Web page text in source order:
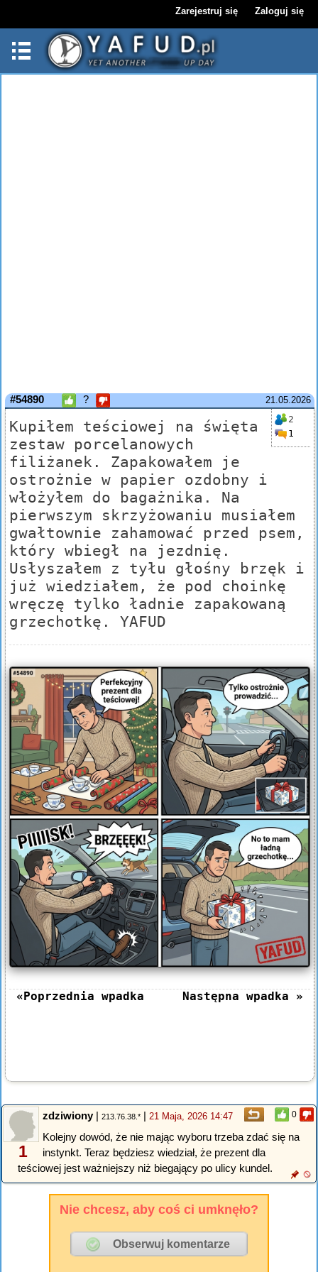
Zarejestruj się Zaloguj się
21.05.2026
#54890 ?
2
1
Kupiłem teściowej na święta
zestaw porcelanowych
filiżanek. Zapakowałem je
ostrożnie w papier ozdobny i
włożyłem do bagażnika. Na
pierwszym skrzyżowaniu musiałem
gwałtownie zahamować przed psem,
który wbiegł na jezdnię.
Usłyszałem z tyłu głośny brzęk i
już wiedziałem, że pod choinkę
wręczę tylko ładnie zapakowaną
grzechotkę. YAFUD
«Poprzednia wpadka Następna wpadka »
0
1
zdziwiony| 213.76.38.* | 21 Maja, 2026 14:47
Kolejny dowód, że nie mając wyboru trzeba zdać się na
instynkt. Teraz będziesz wiedział, że prezent dla
teściowej jest ważniejszy niż biegający po ulicy kundel.
Nie chcesz, aby coś ci umknęło?